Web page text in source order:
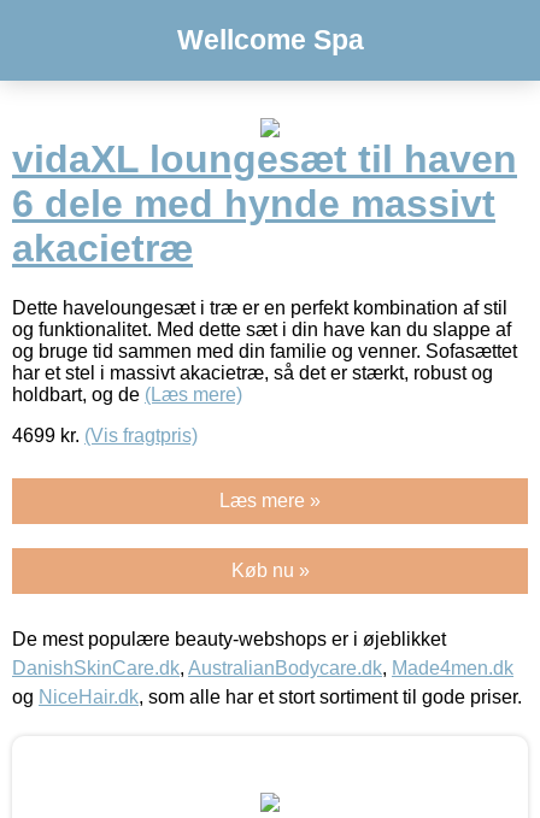
Wellcome Spa
vidaXL loungesæt til haven
6 dele med hynde massivt
akacietræ
Dette haveloungesæt i træ er en perfekt kombination af stil
og funktionalitet. Med dette sæt i din have kan du slappe af
og bruge tid sammen med din familie og venner. Sofasættet
har et stel i massivt akacietræ, så det er stærkt, robust og
holdbart, og de (Læs mere)
4699 kr. (Vis fragtpris)
Læs mere »
Køb nu »
De mest populære beauty-webshops er i øjeblikket
DanishSkinCare.dk, AustralianBodycare.dk, Made4men.dk
og NiceHair.dk, som alle har et stort sortiment til gode priser.